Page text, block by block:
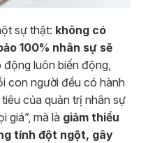
sự thật: không có
100% nhân sự sẽ
động luôn biến động,
con người đều có hành
của quản trị nhân sự
giá”, mà là giảm thiểu
tính đột ngột, gây